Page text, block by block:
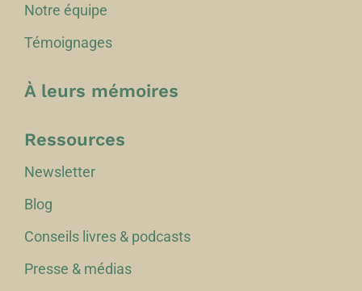
Notre équipe
Témoignages
À leurs mémoires
Ressources
Newsletter
Blog
Conseils livres & podcasts
Presse & médias